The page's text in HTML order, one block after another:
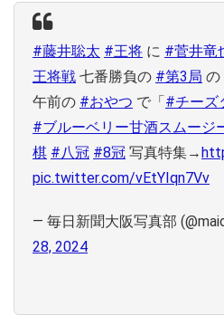
#藤井聡太 #王将 に #菅井竜
王将戦 七番勝負の #第3局 の
午前の #おやつ で「#チーズ
#ブルーベリー甘酒スムージ
棋 #八冠 #8冠 写真特集→
pic.twitter.com/vEtYIqn7Vv
— 毎日新聞大阪写真部
28, 2024